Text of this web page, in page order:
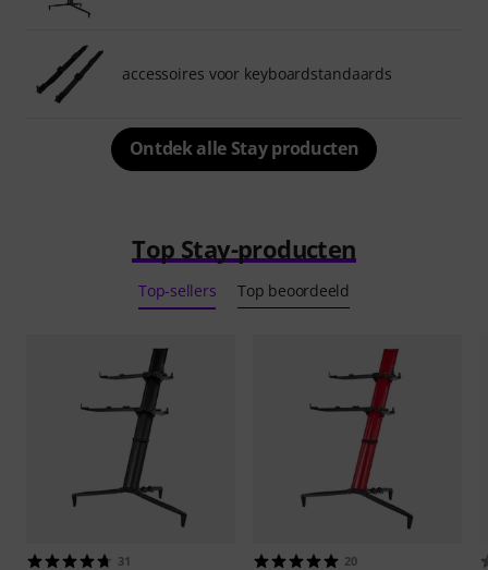
accessoires voor keyboardstandaards
Ontdek alle Stay producten
Top Stay-producten
Top-sellers Top beoordeeld
31 20